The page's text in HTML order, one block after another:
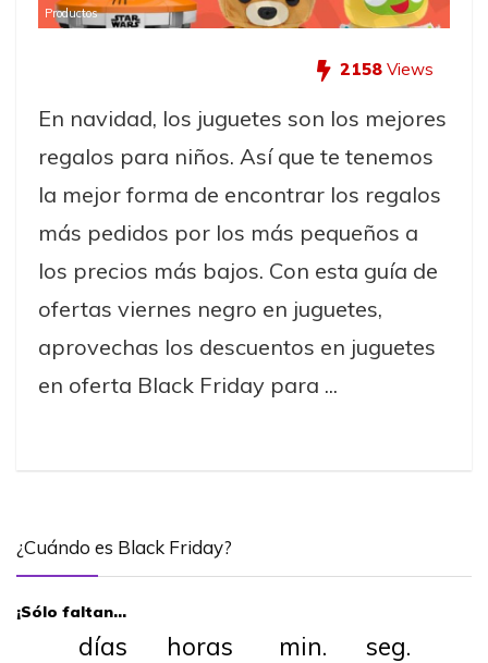
Productos
2158 Views
En navidad, los juguetes son los mejores
regalos para niños. Así que te tenemos
la mejor forma de encontrar los regalos
más pedidos por los más pequeños a
los precios más bajos. Con esta guía de
ofertas viernes negro en juguetes,
aprovechas los descuentos en juguetes
en oferta Black Friday para ...
¿Cuándo es Black Friday?
¡Sólo faltan…
días horas min. seg.